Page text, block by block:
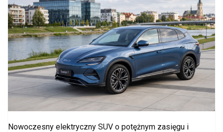
Nowoczesny elektryczny SUV o potężnym zasięgu i